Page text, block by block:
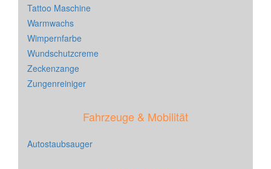
Tattoo Maschine
Warmwachs
Wimpernfarbe
Wundschutzcreme
Zeckenzange
Zungenreiniger
Fahrzeuge & Mobilität
Autostaubsauger